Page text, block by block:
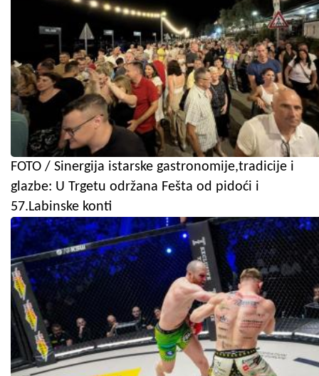
FOTO / Sinergija istarske gastronomije,tradicije i
glazbe: U Trgetu održana Fešta od pidoći i
57.Labinske konti